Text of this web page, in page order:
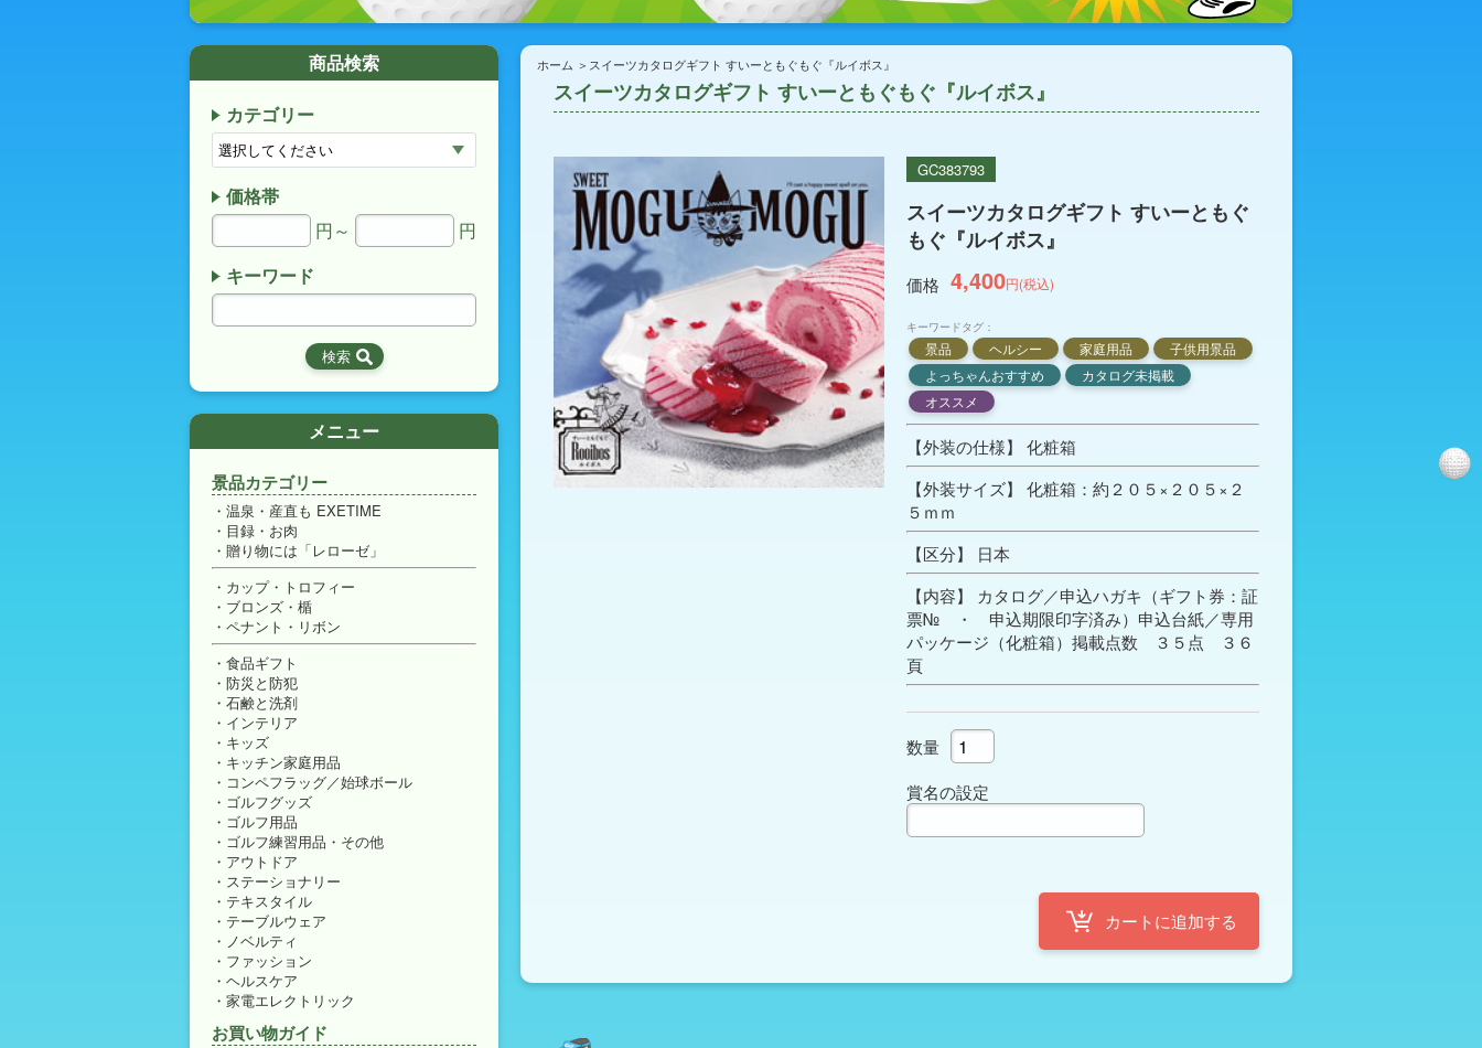
スイーツカタログギフト すいーともぐもぐ『ルイボス』
ホーム スイーツカタログギフト すいーともぐもぐ『ルイボス』
GC383793
スイーツカタログギフト すいーともぐ
もぐ『ルイボス』
価格 4,400円(税込)
キーワードタグ：
景品 ヘルシー 家庭用品
子供用景品
よっちゃんおすすめ
カタログ未掲載
オススメ
【外装の仕様】 化粧箱
【外装サイズ】 化粧箱：約２０５×２０５×２
５ｍｍ
【区分】 日本
【内容】 カタログ／申込ハガキ（ギフト券：証
票№ ・ 申込期限印字済み）申込台紙／専用
パッケージ（化粧箱）掲載点数 ３５点 ３６
頁
数量
賞名の設定
商品検索
カテゴリー
価格帯
円～
円
キーワード
メニュー
景品カテゴリー
温泉・産直も EXETIME
目録・お肉
贈り物には「レローゼ」
カップ・トロフィー
ブロンズ・楯
ペナント・リボン
食品ギフト
防災と防犯
石鹸と洗剤
インテリア
キッズ
キッチン家庭用品
コンペフラッグ／始球ボール
ゴルフグッズ
ゴルフ用品
ゴルフ練習用品・その他
アウトドア
ステーショナリー
テキスタイル
テーブルウェア
ノベルティ
ファッション
ヘルスケア
家電エレクトリック
お買い物ガイド